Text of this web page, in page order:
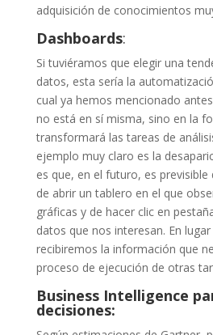
adquisición de conocimientos
Dashboards:
Si tuviéramos que elegir una
datos, esta sería la
cual ya hemos mencionado
no está en sí misma, sino en la
transformará las tareas de
ejemplo muy claro es la
es que, en el futuro, es
de abrir un tablero en el que obse
gráficas yde hacer clic en
datos que nos interesan. En
recibiremos la información que
proceso de ejecución de otras
Business Intelligence
decisiones: